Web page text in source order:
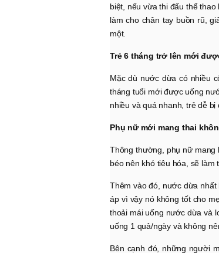
biệt, nếu vừa thi đấu thể
làm cho chân tay buồn rũ,
một.
Trẻ 6 tháng trở lên mới
Mặc dù nước dừa có nhiều
tháng tuổi mới được uống
nhiều và quá nhanh, trẻ dễ
Phụ nữ mới mang thai
Thông thường, phụ nữ
béo nên khó tiêu hóa, sẽ
Thêm vào đó, nước dừa nhất
áp vì vậy nó không tốt cho
thoải mái uống nước dừa và
uống 1 quả/ngày và không
Bên cạnh đó, những người